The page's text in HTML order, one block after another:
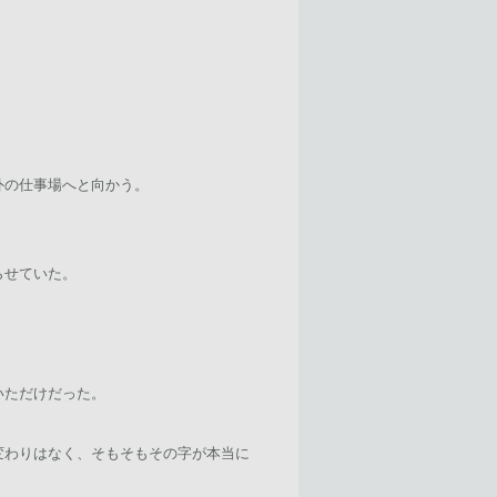
仕事場へと向かう。
ていた。
だけだった。
りはなく、そもそもその字が本当に